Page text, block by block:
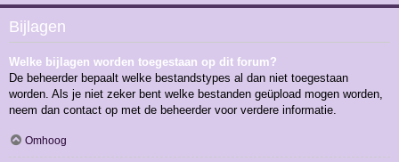
Bijlagen
Welke bijlagen worden toegestaan op dit forum?
De beheerder bepaalt welke bestandstypes al dan niet toegestaan
worden. Als je niet zeker bent welke bestanden geüpload mogen worden,
neem dan contact op met de beheerder voor verdere informatie.
Omhoog